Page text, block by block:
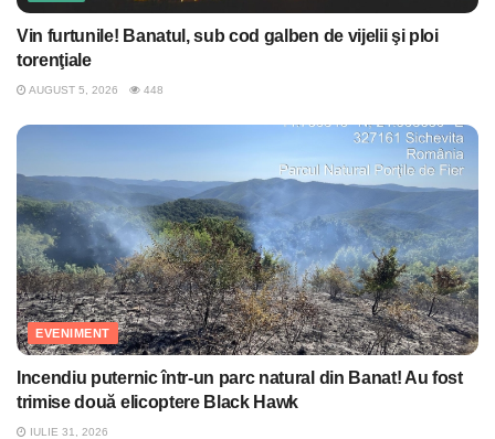
Vin furtunile! Banatul, sub cod galben de vijelii şi ploi
torenţiale
AUGUST 5, 2026 448
EVENIMENT
Incendiu puternic într-un parc natural din Banat! Au fost
trimise două elicoptere Black Hawk
IULIE 31, 2026